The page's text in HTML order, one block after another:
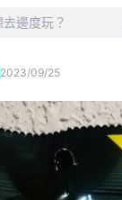
2023/09/25